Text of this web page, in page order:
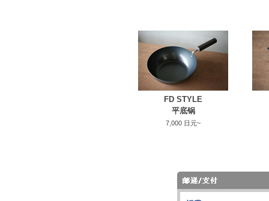
FD STYLE
平底锅
7,000 日元~